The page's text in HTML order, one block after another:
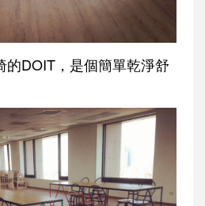
的DOIT，是個簡單乾淨舒